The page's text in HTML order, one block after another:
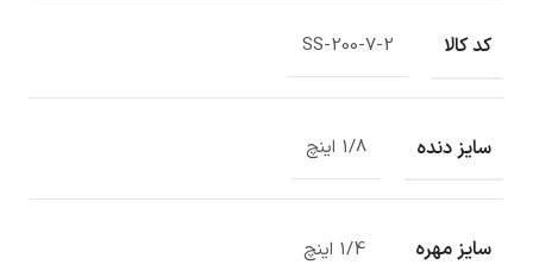
کد کالا SS-200-7-2
سایز دنده 1/8 اینچ
سایز مهره 1/4 اینچ